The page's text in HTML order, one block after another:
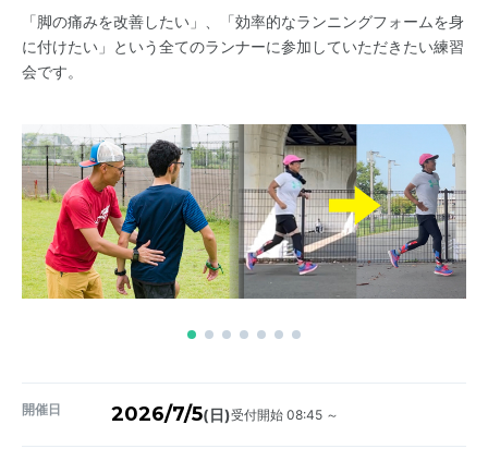
「脚の痛みを改善したい」、「効率的なランニングフォームを身
に付けたい」という全てのランナーに参加していただきたい練習
会です。
開催日 2026/7/5(日)受付開始 08:45 ～